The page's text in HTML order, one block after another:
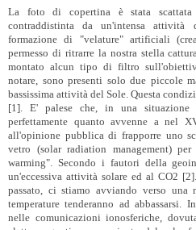
La foto di copertina è stata
contraddistinta da un'intensa attività
formazione di "velature" artificiali
permesso di ritrarre la nostra stella
montato alcun tipo di filtro
notare, sono presenti solo due piccole
bassissima attività del Sole. Questa
[1]. E' palese che, in una situazione
perfettamente quanto avvenne a nel
all'opinione pubblica di frapporre uno
vetro (solar radiation management) per
warming". Secondo i fautori della
un'eccessiva attività solare ed al CO2
passato, ci stiamo avviando verso
temperature tenderanno ad abbassarsi.
nelle comunicazioni ionosferiche,